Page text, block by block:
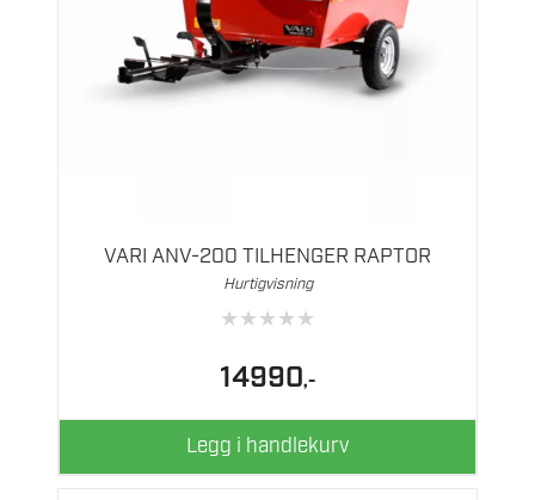
VARI ANV-200 TILHENGER RAPTOR
Hurtigvisning
★★★★★
14990,-
Legg i handlekurv